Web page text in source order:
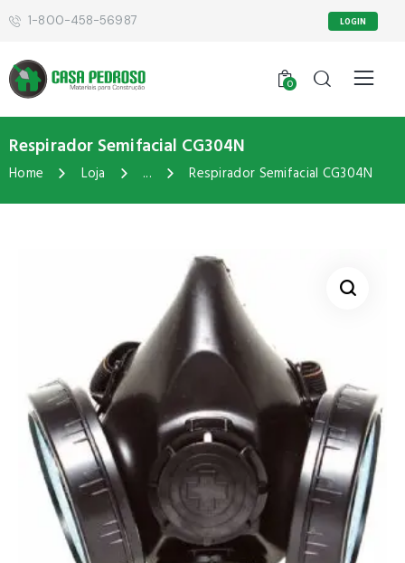
1-800-458-56987 LOGIN
0
Respirador Semifacial CG304N
Home Loja ... Respirador Semifacial CG304N